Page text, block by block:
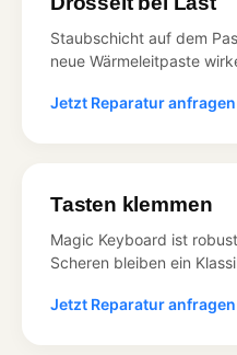
Staubschicht auf dem
neue Wärmeleitpaste
Jetzt Reparatur
Tasten klemmen
Magic Keyboard ist
Scheren bleiben ein
Jetzt Reparatur